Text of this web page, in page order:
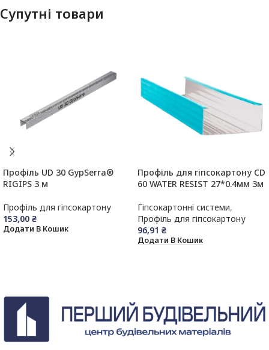
Супутні товари
Профіль UD 30 GypSerra®
RIGIPS 3 м
Профіль для гіпсокартону
153,00 ₴
Додати В Кошик
Профіль для гіпсокартону CD
60 WATER RESIST 27*0.4мм 3м
Гіпсокартонні системи,
Профіль для гіпсокартону
96,91 ₴
Додати В Кошик